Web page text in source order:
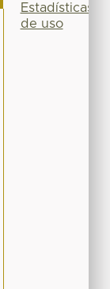
Estadísticas
de uso